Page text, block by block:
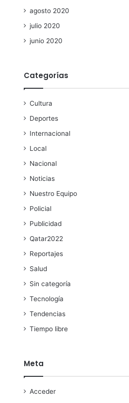
agosto 2020
julio 2020
junio 2020
Categorías
Cultura
Deportes
Internacional
Local
Nacional
Noticias
Nuestro Equipo
Policial
Publicidad
Qatar2022
Reportajes
Salud
Sin categoría
Tecnología
Tendencias
Tiempo libre
Meta
Acceder